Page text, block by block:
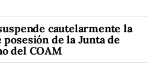
cautelarmente la
posesión de la Junta de
del COAM